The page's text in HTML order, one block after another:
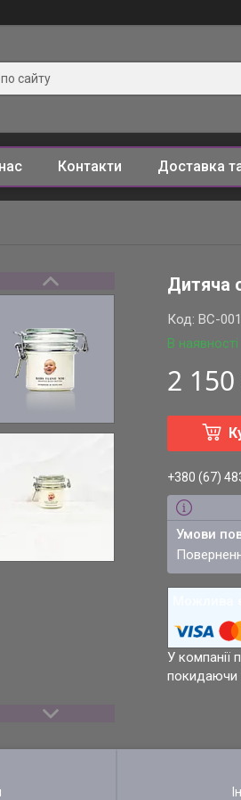
Контакти Доставка
Дитяча
В наявності
Код:BC-001
2
+380 (67)
У компанії
покидаючи